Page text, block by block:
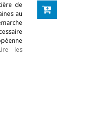
de
au
les